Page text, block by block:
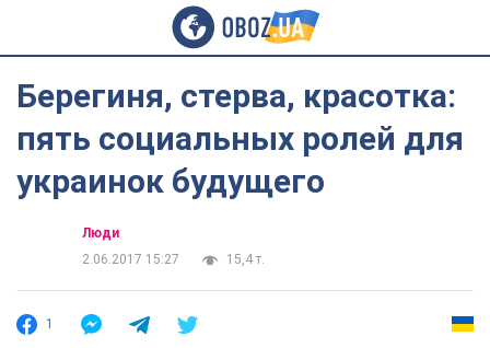
Берегиня, стерва, красотка:
пять социальных ролей для
украинок будущего
Люди
2.06.2017 15:27
15,4 т.
1